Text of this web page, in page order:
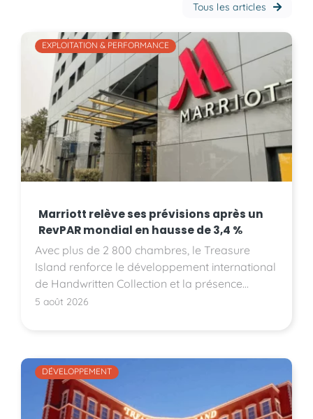
Tous les articles
EXPLOITATION & PERFORMANCE
Marriott relève ses prévisions après un
RevPAR mondial en hausse de 3,4 %
Avec plus de 2 800 chambres, le Treasure
Island renforce le développement international
de Handwritten Collection et la présence
d'Accor sur le marché américain.
5 août 2026
DÉVELOPPEMENT